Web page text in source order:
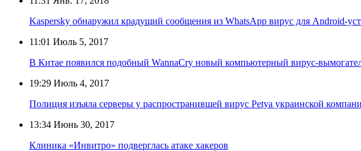
Kaspersky обнаружил крадущий сообщения из WhatsApp вирус для Android-
11:01 Июль 5, 2017
В Китае появился подобный WannaCry новый компьютерный вирус-
19:29 Июль 4, 2017
Полиция изъяла серверы у распространившей вирус Petya украинской
13:34 Июнь 30, 2017
Клиника «Инвитро» подверглась атаке хакеров